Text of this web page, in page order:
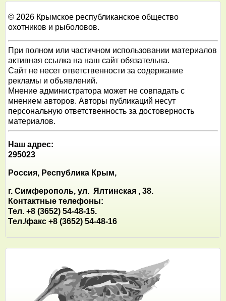
пород
по
© 2026 Крымское республиканское общество
охотников и рыболовов.
При полном или частичном использовании материалов
активная ссылка на наш сайт обязательна.
Сайт не несет ответственности за содержание
рекламы и объявлений.
Мнение администратора может не совпадать с
мнением авторов. Авторы публикаций несут
персональную ответственность за достоверность
материалов.
Наш адрес:
295023
Россия, Республика Крым,
г. Симферополь, ул. Ялтинская , 38.
Контактные телефоны:
Тел. +8 (3652) 54-48-15.
Тел./факс +8 (3652) 54-48-16